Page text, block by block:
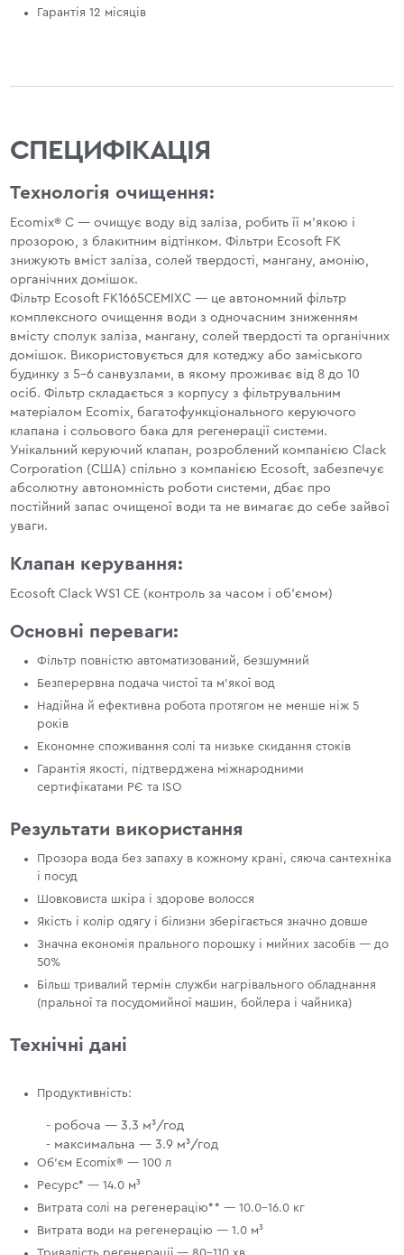
Гарантія 12 місяців
СПЕЦИФІКАЦІЯ
Технологія очищення:
Ecomix® C — очищує воду від заліза, робить її м'якою і
прозорою, з блакитним відтінком. Фільтри Ecosoft FK
знижують вміст заліза, солей твердості, мангану, амонію,
органічних домішок.
Фільтр Ecosoft FK1665CEMIXC — це автономний фільтр
комплексного очищення води з одночасним зниженням
вмісту сполук заліза, мангану, солей твердості та органічних
домішок. Використовується для котеджу або заміського
будинку з 5-6 санвузлами, в якому проживає від 8 до 10
осіб. Фільтр складається з корпусу з фільтрувальним
матеріалом Ecomix, багатофункціонального керуючого
клапана і сольового бака для регенерації системи.
Унікальний керуючий клапан, розроблений компанією Clack
Corporation (США) спільно з компанією Ecosoft, забезпечує
абсолютну автономність роботи системи, дбає про
постійний запас очищеної води та не вимагає до себе зайвої
уваги.
Клапан керування:
Ecosoft Clack WS1 CE (контроль за часом і об'ємом)
Основні переваги:
Фільтр повністю автоматизований, безшумний
Безперервна подача чистої та м'якої вод
Надійна й ефективна робота протягом не менше ніж 5
років
Економне споживання солі та низьке скидання стоків
Гарантія якості, підтверджена міжнародними
сертифікатами РЄ та ISO
Результати використання
Прозора вода без запаху в кожному крані, сяюча сантехніка
і посуд
Шовковиста шкіра і здорове волосся
Якість і колір одягу і білизни зберігається значно довше
Значна економія прального порошку і мийних засобів — до
50%
Більш тривалий термін служби нагрівального обладнання
(пральної та посудомийної машин, бойлера і чайника)
Технічні дані
Продуктивність:
- робоча — 3.3 м³/год
- максимальна — 3.9 м³/год
Об'єм Ecomix® — 100 л
Ресурс* — 14.0 м³
Витрата солі на регенерацію** — 10.0–16.0 кг
Витрата води на регенерацію — 1.0 м³